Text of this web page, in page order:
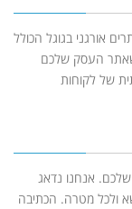
אורגני בגוגל הכולל
שאתר העסק שלכם
של לקוחות
שלכם. אנחנו נדאג
ולכל מטרה. הכתיבה